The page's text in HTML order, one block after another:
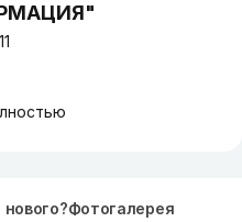
нового?Фотогалерея